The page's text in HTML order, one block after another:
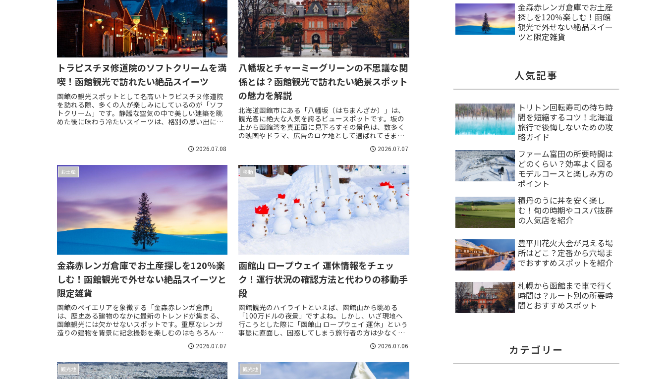
トラピスチヌ修道院のソフトクリームを満
喫！函館観光で訪れたい絶品スイーツ
函館の観光スポットとして名高いトラピスチヌ修道院
を訪れる際、多くの人が楽しみにしているのが「ソフ
トクリーム」です。静謐な空気の中で美しい建築を眺
めた後に味わう冷たいスイーツは、格別の思い出にな
2026.07.08
八幡坂とチャーミーグリーンの不思議な関
係とは？函館観光で訪れたい絶景スポット
の魅力を解説
北海道函館市にある「八幡坂（はちまんざか）」は、
観光客に絶大な人気を誇るビュースポットです。坂の
上から函館湾を真正面に見下ろすその景色は、数多く
の映画やドラマ、広告のロケ地として選ばれてきまし
2026.07.07
お土産
金森赤レンガ倉庫でお土産探しを120％楽
しむ！函館観光で外せない絶品スイーツと
限定雑貨
函館のベイエリアを象徴する「金森赤レンガ倉庫」
は、歴史ある建物のなかに最新のトレンドが集まる、
函館観光には欠かせないスポットです。重厚なレンガ
造りの建物を背景に記念撮影を楽しむのはもちろんで
2026.07.07
移動
函館山 ロープウェイ 運休情報をチェッ
ク！運行状況の確認方法と代わりの移動手
段
函館観光のハイライトといえば、函館山から眺める
「100万ドルの夜景」ですよね。しかし、いざ現地へ
行こうとした際に「函館山 ロープウェイ 運休」という
事態に直面し、困惑してしまう旅行者の方は少なくあ
2026.07.06
観光地 観光地
金森赤レンガ倉庫でお土産
探しを120％楽しむ！函館
観光で外せない絶品スイー
ツと限定雑貨
人気記事
トリトン回転寿司の待ち時
間を短縮するコツ！北海道
旅行で後悔しないための攻
略ガイド
ファーム富田の所要時間は
どのくらい？効率よく回る
モデルコースと楽しみ方の
ポイント
積丹のうに丼を安く楽し
む！旬の時期やコスパ抜群
の人気店を紹介
豊平川花火大会が見える場
所はどこ？定番から穴場ま
でおすすめスポットを紹介
札幌から函館まで車で行く
時間は？ルート別の所要時
間とおすすめスポット
カテゴリー